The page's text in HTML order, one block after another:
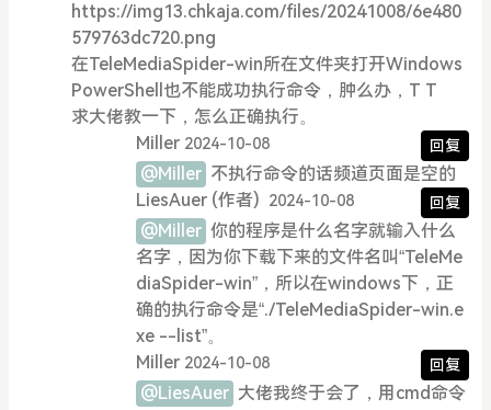
https://img13.chkaja.com/files/20241008/6e480
579763dc720.png
在TeleMediaSpider-win所在文件夹打开Windows
PowerShell也不能成功执行命令，肿么办，T T
求大佬教一下，怎么正确执行。
Miller 2024-10-08 回复
@Miller 不执行命令的话频道页面是空的
LiesAuer (作者) 2024-10-08 回复
@Miller 你的程序是什么名字就输入什么
名字，因为你下载下来的文件名叫“TeleMe
diaSpider-win”，所以在windows下，正
确的执行命令是“./TeleMediaSpider-win.e
xe --list”。
Miller 2024-10-08 回复
@LiesAuer 大佬我终于会了，用cmd命令